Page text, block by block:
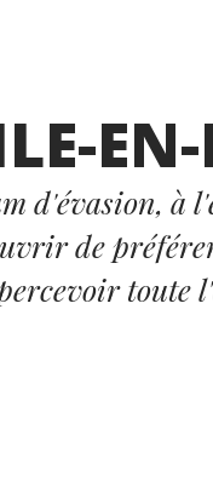
d'évasion, à
de
toute